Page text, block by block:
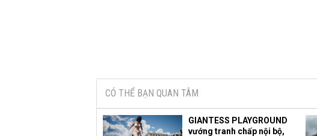
CÓ THỂ BẠN QUAN TÂM
GIANTESS PLAYGROUND
vướng tranh chấp nội bộ,